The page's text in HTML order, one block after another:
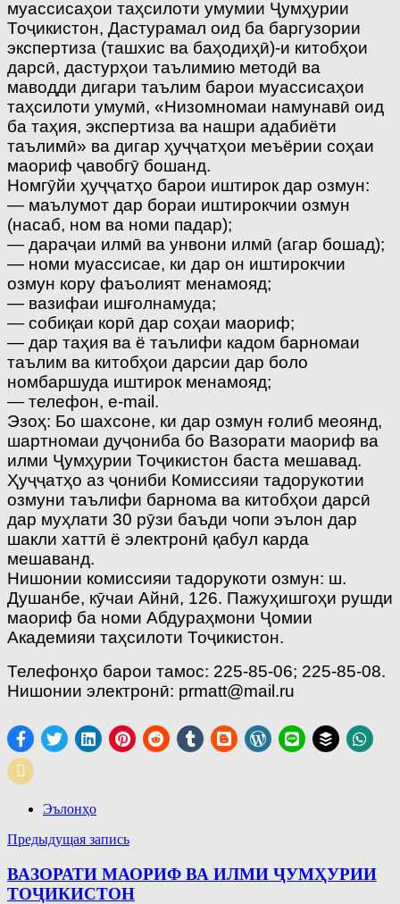
муассисаҳои таҳсилоти умумии Ҷумҳурии
Тоҷикистон, Дастурамал оид ба баргузории
экспертиза (ташхис ва баҳодиҳӣ)-и китобҳои
дарсӣ, дастурҳои таълимию методӣ ва
маводди дигари таълим барои муассисаҳои
таҳсилоти умумӣ, «Низомномаи намунавӣ оид
ба таҳия, экспертиза ва нашри адабиёти
таълимӣ» ва дигар ҳуҷҷатҳои меъёрии соҳаи
маориф ҷавобгӯ бошанд.
Номгӯйи ҳуҷҷатҳо барои иштирок дар озмун:
— маълумот дар бораи иштирокчии озмун
(насаб, ном ва номи падар);
— дараҷаи илмӣ ва унвони илмӣ (агар бошад);
— номи муассисае, ки дар он иштирокчии
озмун кору фаъолият менамояд;
— вазифаи ишғолнамуда;
— собиқаи корӣ дар соҳаи маориф;
— дар таҳия ва ё таълифи кадом барномаи
таълим ва китобҳои дарсии дар боло
номбаршуда иштирок менамояд;
— телефон, e-mail.
Эзоҳ: Бо шахсоне, ки дар озмун ғолиб меоянд,
шартномаи дуҷониба бо Вазорати маориф ва
илми Ҷумҳурии Тоҷикистон баста мешавад.
Ҳуҷҷатҳо аз ҷониби Комиссияи тадорукотии
озмуни таълифи барнома ва китобҳои дарсӣ
дар муҳлати 30 рӯзи баъди чопи эълон дар
шакли хаттӣ ё электронӣ қабул карда
мешаванд.
Нишонии комиссияи тадорукоти озмун: ш.
Душанбе, кӯчаи Айнӣ, 126. Пажуҳишгоҳи рушди
маориф ба номи Абдураҳмони Ҷомии
Академияи таҳсилоти Тоҷикистон.
Телефонҳо барои тамос: 225-85-06; 225-85-08.
Нишонии электронӣ: prmatt@mail.ru
Эълонҳо
Навигация
по
записям
Предыдущая запись
ВАЗОРАТИ МАОРИФ ВА ИЛМИ ҶУМҲУРИИ
ТОҶИКИСТОН